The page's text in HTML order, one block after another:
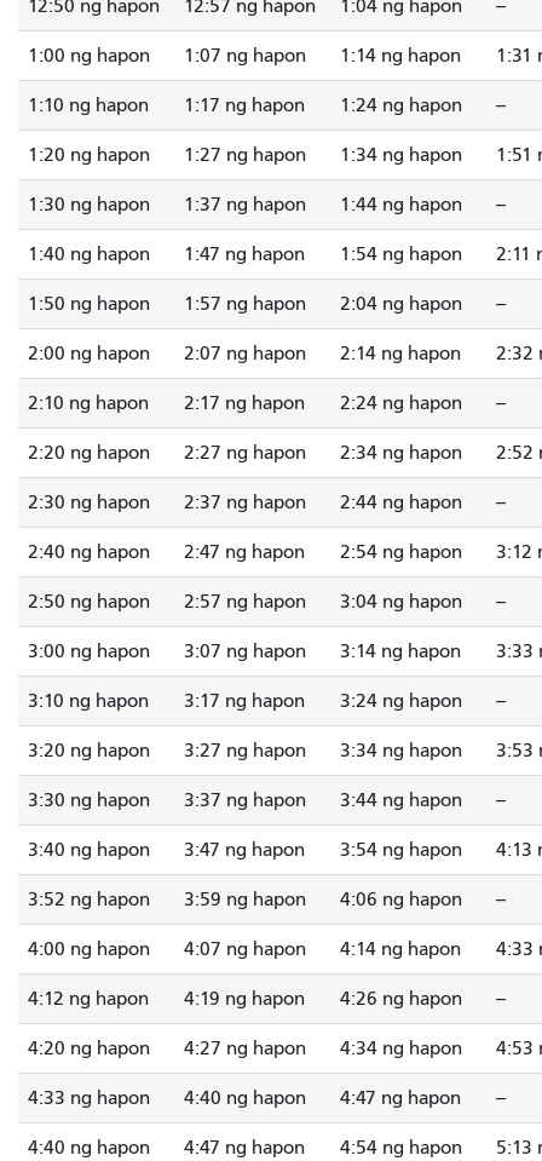
12:50 ng hapon 12:57 ng hapon 1:04 ng hapon --
1:00 ng hapon 1:07 ng hapon 1:14 ng hapon 1:31
1:10 ng hapon 1:17 ng hapon 1:24 ng hapon --
1:20 ng hapon 1:27 ng hapon 1:34 ng hapon 1:51
1:30 ng hapon 1:37 ng hapon 1:44 ng hapon --
1:40 ng hapon 1:47 ng hapon 1:54 ng hapon 2:11
1:50 ng hapon 1:57 ng hapon 2:04 ng hapon --
2:00 ng hapon 2:07 ng hapon 2:14 ng hapon 2:32
2:10 ng hapon 2:17 ng hapon 2:24 ng hapon --
2:20 ng hapon 2:27 ng hapon 2:34 ng hapon 2:52
2:30 ng hapon 2:37 ng hapon 2:44 ng hapon --
2:40 ng hapon 2:47 ng hapon 2:54 ng hapon 3:12
2:50 ng hapon 2:57 ng hapon 3:04 ng hapon --
3:00 ng hapon 3:07 ng hapon 3:14 ng hapon 3:33
3:10 ng hapon 3:17 ng hapon 3:24 ng hapon --
3:20 ng hapon 3:27 ng hapon 3:34 ng hapon 3:53
3:30 ng hapon 3:37 ng hapon 3:44 ng hapon --
3:40 ng hapon 3:47 ng hapon 3:54 ng hapon 4:13
3:52 ng hapon 3:59 ng hapon 4:06 ng hapon --
4:00 ng hapon 4:07 ng hapon 4:14 ng hapon 4:33
4:12 ng hapon 4:19 ng hapon 4:26 ng hapon --
4:20 ng hapon 4:27 ng hapon 4:34 ng hapon 4:53
4:33 ng hapon 4:40 ng hapon 4:47 ng hapon --
4:40 ng hapon 4:47 ng hapon 4:54 ng hapon 5:13